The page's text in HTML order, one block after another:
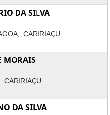
DA SILVA
CARIRIAÇU.
MORAIS
DA SILVA